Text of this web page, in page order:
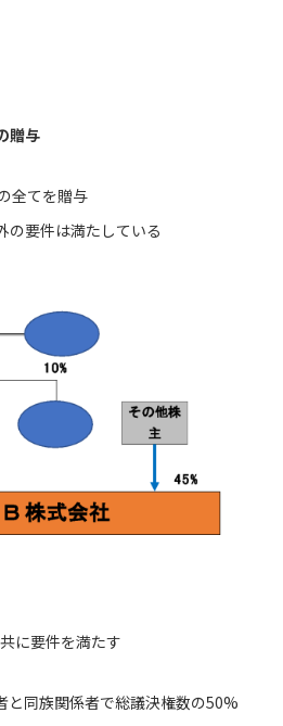
贈与
全てを贈与
の要件は満たしている
に要件を満たす
と同族関係者で総議決権数の50%